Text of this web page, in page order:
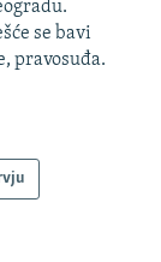
se bavi
pravosuđa.